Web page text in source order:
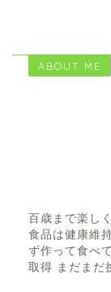
ABOUT ME
百歳まで楽し
食品は健康維
ず作って食べ
取得 まだまだ